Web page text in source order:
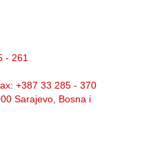
- 261
+387 33 285 - 370
Sarajevo, Bosna i